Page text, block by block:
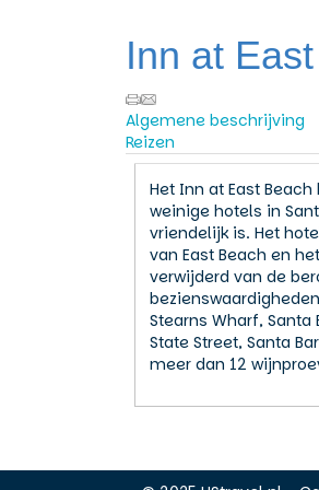
Inn at
Algemene beschrijving
Reizen
Het Inn at East
weinige hotels in
vriendelijk is. Het
van East Beach en
verwijderd van de
Stearns Wharf, Santa
State Street, Santa
meer dan 12